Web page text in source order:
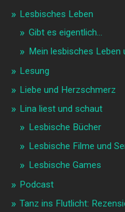
Lesbisches Leben
Gibt es eigentlich…
Mein lesbisches Leben
Lesung
Liebe und Herzschmerz
Lina liest und schaut
Lesbische Bücher
Lesbische Filme und
Lesbische Games
Podcast
Tanz ins Flutlicht: